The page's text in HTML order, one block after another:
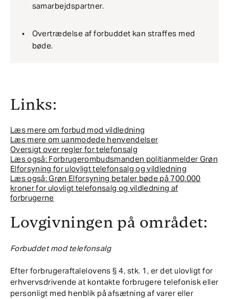
samarbejdspartner.
Overtrædelse af forbuddet kan straffes med
bøde.
Links:
Læs mere om forbud mod vildledning
Læs mere om uanmodede henvendelser
Oversigt over regler for telefonsalg
Læs også: Forbrugerombudsmanden politianmelder Grøn
Elforsyning for ulovligt telefonsalg og vildledning
Læs også: Grøn Elforsyning betaler bøde på 700.000
kroner for ulovligt telefonsalg og vildledning af
forbrugerne
Lovgivningen på området:
Forbuddet mod telefonsalg
Efter forbrugeraftalelovens § 4, stk. 1, er det ulovligt for
erhvervsdrivende at kontakte forbrugere telefonisk eller
personligt med henblik på afsætning af varer eller